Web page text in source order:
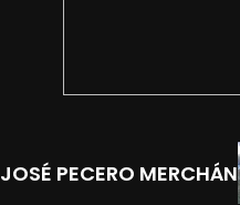
JOSÉ PECERO MERCHÁN